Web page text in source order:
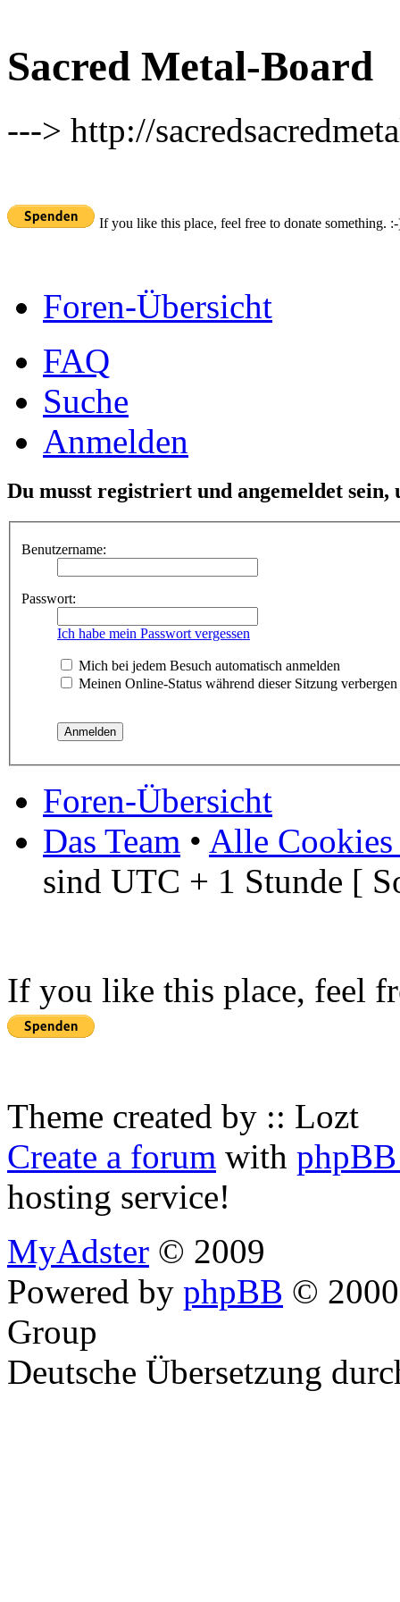
Sacred Metal-Board
---> http://
If you like this place, feel free to donate something.
Foren-Übersicht
FAQ
Suche
Anmelden
Du musst registriert und angemeldet sein,
Benutzername:
Passwort:
Ich habe mein Passwort vergessen
Mich bei jedem Besuch automatisch anmelden
Meinen Online-Status während dieser Sitzung verbergen
Foren-Übersicht
Das Team • Alle Cookies
sind UTC + 1 Stunde [
If you like this place, feel
Theme created by :: Lozt
Create a forum with
hosting service!
MyAdster © 2009
Powered by phpBB ©
Group
Deutsche Übersetzung